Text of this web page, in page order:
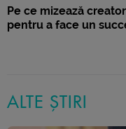
Pe ce mizează
pentru a face un
ALTE ȘTIRI